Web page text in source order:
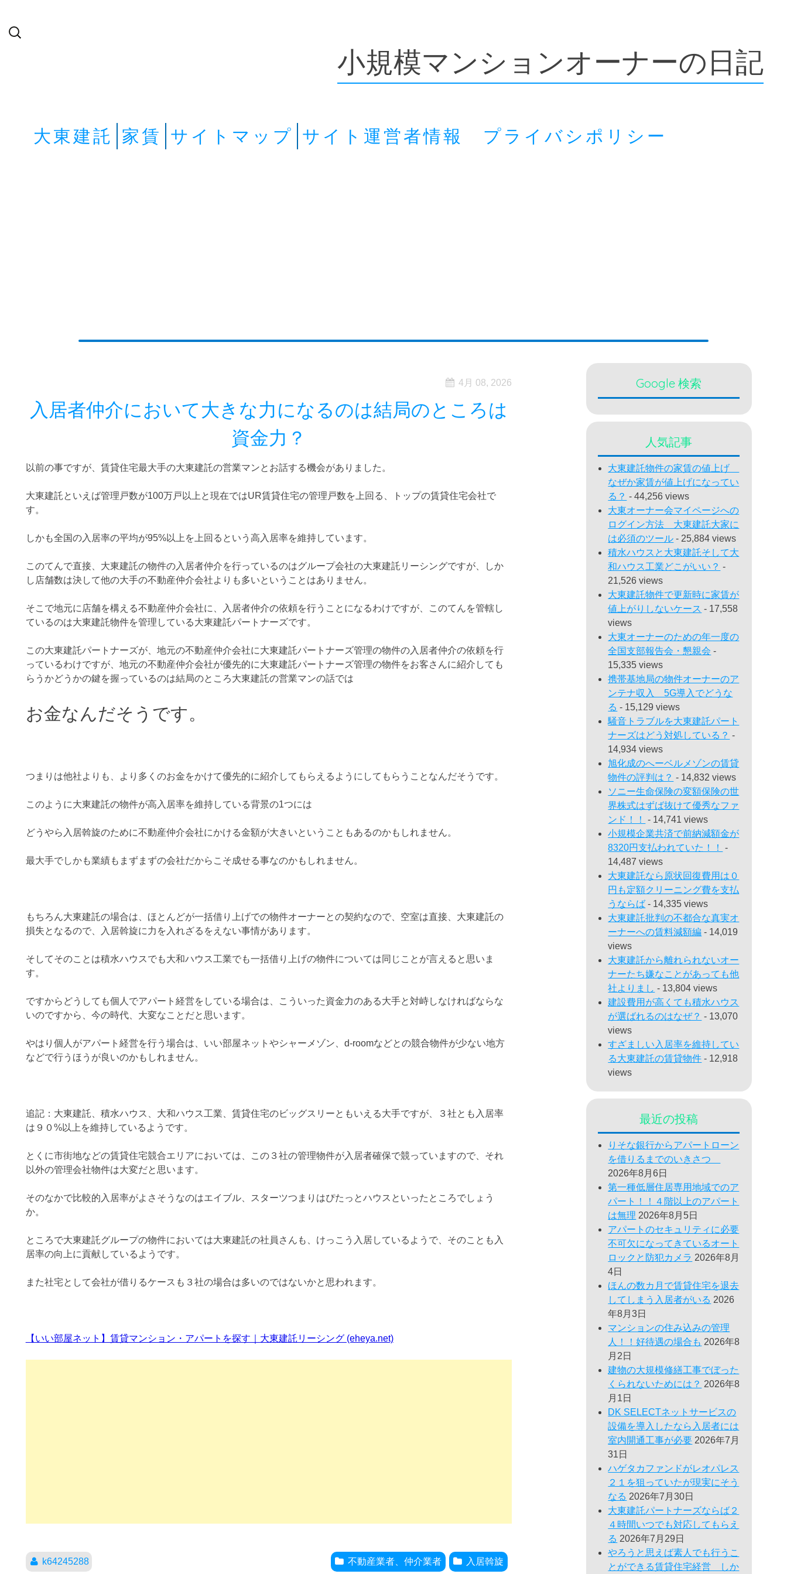
検
索:
小規模マンションオーナーの日記
大東建託 家賃 サイトマップ サイト運営者情報 プライバシポリシー
4月 08, 2026
入居者仲介において大きな力になるのは結局のところは
資金力？
以前の事ですが、賃貸住宅最大手の大東建託の営業マンとお話する機会がありました。
大東建託といえば管理戸数が100万戸以上と現在ではUR賃貸住宅の管理戸数を上回る、トップの賃貸住宅会社で
す。
しかも全国の入居率の平均が95%以上を上回るという高入居率を維持しています。
このてんで直接、大東建託の物件の入居者仲介を行っているのはグループ会社の大東建託リーシングですが、しか
し店舗数は決して他の大手の不動産仲介会社よりも多いということはありません。
そこで地元に店舗を構える不動産仲介会社に、入居者仲介の依頼を行うことになるわけですが、このてんを管轄し
ているのは大東建託物件を管理している大東建託パートナーズです。
この大東建託パートナーズが、地元の不動産仲介会社に大東建託パートナーズ管理の物件の入居者仲介の依頼を行
っているわけですが、地元の不動産仲介会社が優先的に大東建託パートナーズ管理の物件をお客さんに紹介しても
らうかどうかの鍵を握っているのは結局のところ大東建託の営業マンの話では
お金なんだそうです。
つまりは他社よりも、より多くのお金をかけて優先的に紹介してもらえるようにしてもらうことなんだそうです。
このように大東建託の物件が高入居率を維持している背景の1つには
どうやら入居斡旋のために不動産仲介会社にかける金額が大きいということもあるのかもしれません。
最大手でしかも業績もまずまずの会社だからこそ成せる事なのかもしれません。
もちろん大東建託の場合は、ほとんどが一括借り上げでの物件オーナーとの契約なので、空室は直接、大東建託の
損失となるので、入居斡旋に力を入れざるをえない事情があります。
そしてそのことは積水ハウスでも大和ハウス工業でも一括借り上げの物件については同じことが言えると思いま
す。
ですからどうしても個人でアパート経営をしている場合は、こういった資金力のある大手と対峙しなければならな
いのですから、今の時代、大変なことだと思います。
やはり個人がアパート経営を行う場合は、いい部屋ネットやシャーメゾン、d-roomなどとの競合物件が少ない地方
などで行うほうが良いのかもしれません。
追記：大東建託、積水ハウス、大和ハウス工業、賃貸住宅のビッグスリーともいえる大手ですが、３社とも入居率
は９０%以上を維持しているようです。
とくに市街地などの賃貸住宅競合エリアにおいては、この３社の管理物件が入居者確保で競っていますので、それ
以外の管理会社物件は大変だと思います。
そのなかで比較的入居率がよさそうなのはエイブル、スターツつまりはぴたっとハウスといったところでしょう
か。
ところで大東建託グループの物件においては大東建託の社員さんも、けっこう入居しているようで、そのことも入
居率の向上に貢献しているようです。
また社宅として会社が借りるケースも３社の場合は多いのではないかと思われます。
【いい部屋ネット】賃貸マンション・アパートを探す｜大東建託リーシング (eheya.net)
k64245288 不動産業者、仲介業者 入居斡旋
Google 検索
人気記事
大東建託物件の家賃の値上げ
なぜか家賃が値上げになってい
る？ - 44,256 views
大東オーナー会マイページへの
ログイン方法 大東建託大家に
は必須のツール - 25,884 views
積水ハウスと大東建託そして大
和ハウス工業どこがいい？ -
21,526 views
大東建託物件で更新時に家賃が
値上がりしないケース - 17,558
views
大東オーナーのための年一度の
全国支部報告会・懇親会 -
15,335 views
携帯基地局の物件オーナーのア
ンテナ収入 5G導入でどうな
る - 15,129 views
騒音トラブルを大東建託パート
ナーズはどう対処している？ -
14,934 views
旭化成のへーベルメゾンの賃貸
物件の評判は？ - 14,832 views
ソニー生命保険の変額保険の世
界株式はずば抜けて優秀なファ
ンド！！
- 14,741 views
小規模企業共済で前納減額金が
8320円支払われていた！！
-
14,487 views
大東建託なら原状回復費用は０
円も定額クリーニング費を支払
うならば - 14,335 views
大東建託批判の不都合な真実オ
ーナーへの賃料減額編 - 14,019
views
大東建託から離れられないオー
ナーたち嫌なことがあっても他
社よりまし - 13,804 views
建設費用が高くても積水ハウス
が選ばれるのはなぜ？ - 13,070
views
すざましい入居率を維持してい
る大東建託の賃貸物件 - 12,918
views
最近の投稿
りそな銀行からアパートローン
を借りるまでのいきさつ
2026年8月6日
第一種低層住居専用地域でのア
パート！！４階以上のアパート
は無理 2026年8月5日
アパートのセキュリティに必要
不可欠になってきているオート
ロックと防犯カメラ 2026年8月
4日
ほんの数カ月で賃貸住宅を退去
してしまう入居者がいる 2026
年8月3日
マンションの住み込みの管理
人！！好待遇の場合も 2026年8
月2日
建物の大規模修繕工事でぼった
くられないためには？ 2026年8
月1日
DK SELECTネットサービスの
設備を導入したなら入居者には
室内開通工事が必要 2026年7月
31日
ハゲタカファンドがレオパレス
２１を狙っていたが現実にそう
なる 2026年7月30日
大東建託パートナーズならば２
４時間いつでも対応してもらえ
る 2026年7月29日
やろうと思えば素人でも行うこ
とができる賃貸住宅経営 しか